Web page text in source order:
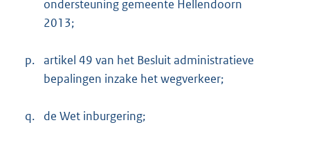
ondersteuning gemeente Hellendoorn
2013;
p. artikel 49 van het Besluit administratieve
bepalingen inzake het wegverkeer;
q. de Wet inburgering;